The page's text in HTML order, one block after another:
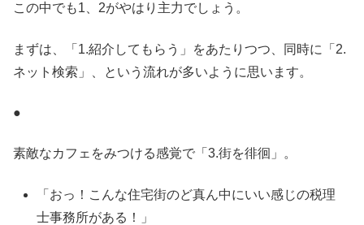
この中でも1、2がやはり主力でしょう。
まずは、「1.紹介してもらう」をあたりつつ、同時に「2.
ネット検索」、という流れが多いように思います。
●
素敵なカフェをみつける感覚で「3.街を徘徊」。
「おっ！こんな住宅街のど真ん中にいい感じの税理
士事務所がある！」